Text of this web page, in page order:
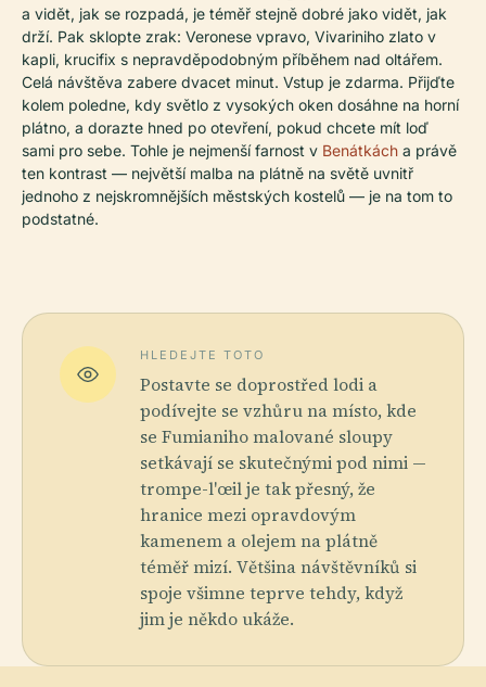
a vidět, jak se rozpadá, je téměř stejně dobré jako vidět, jak
drží. Pak sklopte zrak: Veronese vpravo, Vivariniho zlato v
kapli, krucifix s nepravděpodobným příběhem nad oltářem.
Celá návštěva zabere dvacet minut. Vstup je zdarma. Přijďte
kolem poledne, kdy světlo z vysokých oken dosáhne na horní
plátno, a dorazte hned po otevření, pokud chcete mít loď
sami pro sebe. Tohle je nejmenší farnost v Benátkách a právě
ten kontrast — největší malba na plátně na světě uvnitř
jednoho z nejskromnějších městských kostelů — je na tom to
podstatné.
HLEDEJTE TOTO
Postavte se doprostřed lodi a
podívejte se vzhůru na místo, kde
se Fumianiho malované sloupy
setkávají se skutečnými pod nimi —
trompe-l'œil je tak přesný, že
hranice mezi opravdovým
kamenem a olejem na plátně
téměř mizí. Většina návštěvníků si
spoje všimne teprve tehdy, když
jim je někdo ukáže.